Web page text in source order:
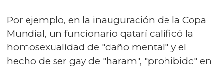
Por ejemplo, en la inauguración de la Copa
Mundial, un funcionario qatarí calificó la
homosexualidad de "daño mental" y el
hecho de ser gay de "haram", "prohibido" en